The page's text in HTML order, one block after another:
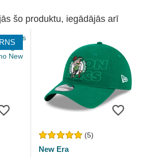
šo produktu, iegādājās arī
(5)
New Era